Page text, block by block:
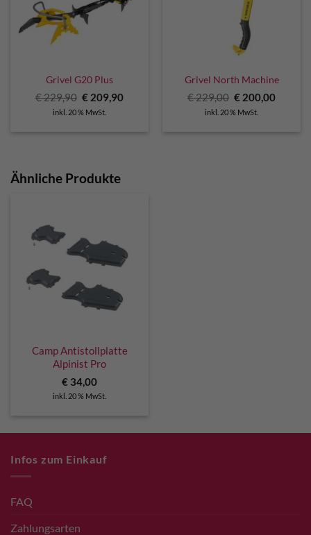
Grivel G20 Plus
€229,90 Ursprünglicher
war:
€ 209,90Aktueller
inkl. 20 % MwSt.
Grivel North Machine
€229,00 Ursprünglicher
war:
€ 200,00
inkl. 20 % MwSt.
Ähnliche Produkte
Camp Antistollplatte
Alpinist Pro
€ 34,00
inkl. 20 % MwSt.
Infos zum Einkauf
FAQ
Zahlungsarten